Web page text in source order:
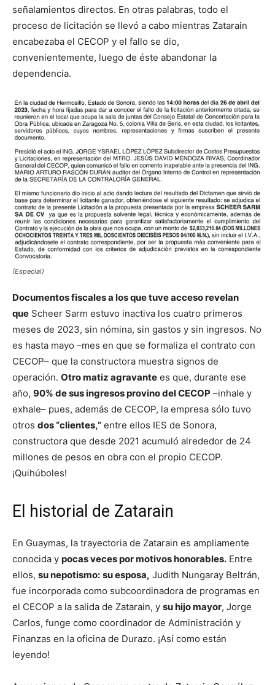
señalamientos directos. En otras palabras, todo el
proceso de licitación se llevó a cabo mientras Zatarain
encabezaba el CECOP y el fallo se dio,
convenientemente, luego de éste abandonar la
dependencia.
(Especial)
Documentos fiscales a los que tuve acceso revelan
que Scheer Sarm estuvo inactiva los cuatro primeros
meses de 2023, sin nómina, sin gastos y sin ingresos. No
es hasta mayo –mes en que se formaliza el contrato con
CECOP– que la constructora muestra signos de
operación. Otro matiz agravante es que, durante ese
año, 90% de sus ingresos provino del CECOP –inhale y
exhale– pues, además de CECOP, la empresa sólo tuvo
otros dos “clientes,” entre ellos IES de Sonora,
constructora que desde 2021 acumuló alrededor de 24
millones de pesos en obra con el propio CECOP.
¡Quihúboles!
El historial de Zatarain
En Guaymas, la trayectoria de Zatarain es ampliamente
conocida y pocas veces por motivos honorables. Entre
ellos, su nepotismo: su esposa, Judith Nungaray Beltrán,
fue incorporada como subcoordinadora de programas en
el CECOP a la salida de Zatarain, y su hijo mayor, Jorge
Carlos, funge como coordinador de Administración y
Finanzas en la oficina de Durazo. ¡Así como están
leyendo!